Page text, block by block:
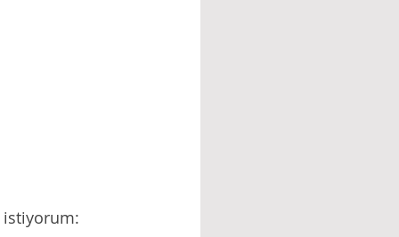
istiyorum: